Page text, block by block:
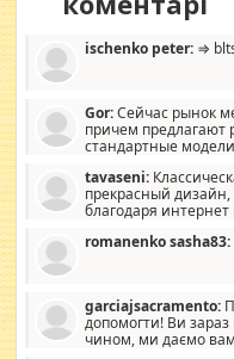
ischenko peter: ⇒
Gor:Сейчас рынок
причем предлагают
стандартные
стандартные формы, в
со вкусом все в порядке,
мебель, а это не
tavaseni:
прекрасный дизайн,
благодаря
romanenko sasha83:
garciajsacramento:
допомогти! Ви зараз
чином, ми даємо